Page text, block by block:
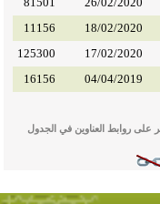
18/02/2020
11156
17/02/2020
125300
04/04/2019
16156
على روابط العناوين في الجدول